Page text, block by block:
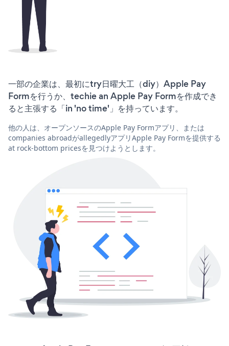
一部の企業は、最初にtry日曜大工（diy）Apple Pay
Formを行うか、techie an Apple Pay Formを作成でき
ると主張する「in 'no time'」を持っています。
他の人は、オープンソースのApple Pay Formアプリ、または
companies abroadがallegedlyアプリApple Pay Formを提供する
at rock-bottom pricesを見つけようとします。